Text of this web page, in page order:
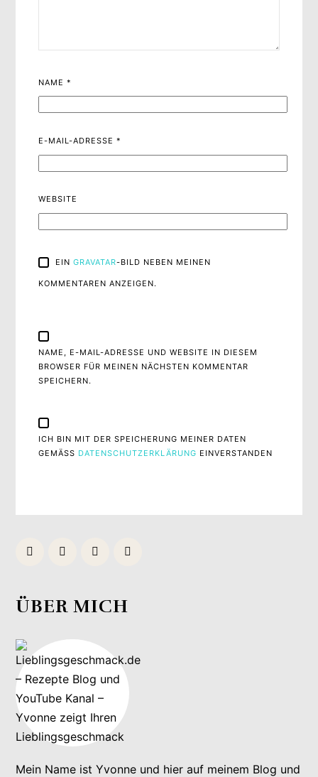
NAME*
E-MAIL-ADRESSE*
WEBSITE
EIN GRAVATAR-BILD NEBEN MEINEN
KOMMENTAREN ANZEIGEN.
NAME, E-MAIL-ADRESSE UND WEBSITE IN DIESEM
BROWSER FÜR MEINEN NÄCHSTEN KOMMENTAR
SPEICHERN.
ICH BIN MIT DER SPEICHERUNG MEINER DATEN
GEMÄSS DATENSCHUTZERKLÄRUNG EINVERSTANDEN
ÜBER MICH
Mein Name ist Yvonne und hier auf meinem Blog und